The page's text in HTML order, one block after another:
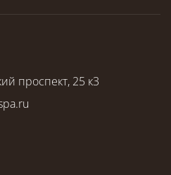
проспект, 25 к3